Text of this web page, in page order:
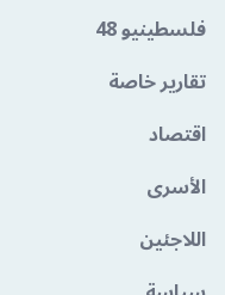
فلسطينيو 48
تقارير خاصة
اقتصاد
الأسرى
اللاجئين